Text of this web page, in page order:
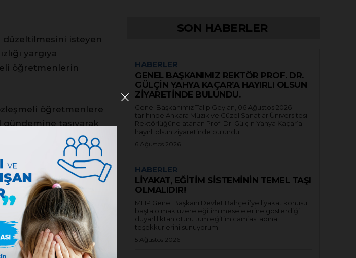
düzeltilmesini isteyen
yargıya
öğretmenlerin
öğretmenlere
gündemine taşıyarak
milletvekilleri
öğretmenler
ve yer değiştirmeleri
değerlendirildiğini
2. sınıf
SON HABERLER
HABERLER
GENEL BAŞKANIMIZ REKTÖR PROF. DR.
GÜLÇİN YAHYA KAÇAR’A HAYIRLI OLSUN
ZİYARETİNDE BULUNDU.
Genel Başkanımız Talip Geylan, 06 Ağustos 2026
tarihinde Ankara Müzik ve Güzel Sanatlar Üniversitesi
Rektörlüğüne atanan Prof. Dr. Gülçin Yahya Kaçar’a
hayırlı olsun ziyaretinde bulundu.
6 Ağustos 2026
HABERLER
LİYAKAT, EĞİTİM SİSTEMİNİN TEMEL TAŞI
OLMALIDIR!
MHP Genel Başkanı Devlet Bahçeli’ye liyakat konusu
başta olmak üzere eğitim meselelerine gösterdiği
duyarlılıktan ötürü tüm eğitim camiası adına
teşekkürlerini sunuyorum.
5 Ağustos 2026